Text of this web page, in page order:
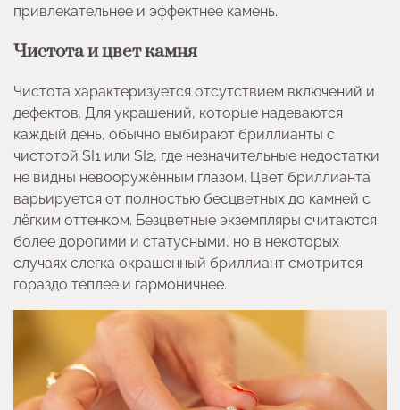
привлекательнее и эффектнее камень.
Чистота и цвет камня
Чистота характеризуется отсутствием включений и
дефектов. Для украшений, которые надеваются
каждый день, обычно выбирают бриллианты с
чистотой SI1 или SI2, где незначительные недостатки
не видны невооружённым глазом. Цвет бриллианта
варьируется от полностью бесцветных до камней с
лёгким оттенком. Безцветные экземпляры считаются
более дорогими и статусными, но в некоторых
случаях слегка окрашенный бриллиант смотрится
гораздо теплее и гармоничнее.